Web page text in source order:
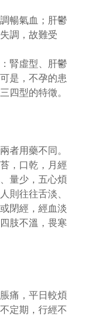
暢氣血；肝鬱
調，故難受
腎虛型、肝鬱
是，不孕的患
四型的特徵。
者用藥不同。
，口乾，月經
量少，五心煩
則往往舌淡、
閉經，經血淡
肢不溫，畏寒
痛，平日較煩
定期，行經不